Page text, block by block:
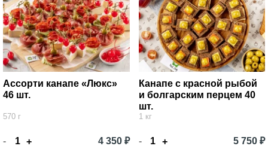
Ассорти канапе «Люкс»
46 шт.
570 г
- + 4 350 ₽
Канапе с красной рыбой
и болгарским перцем 40
шт.
1 кг
- + 5 750 ₽